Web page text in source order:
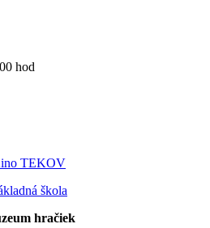
hod
TEKOV
škola
hračiek